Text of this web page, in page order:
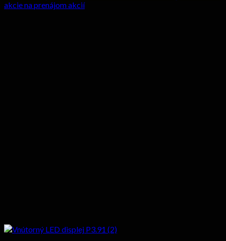
akcie na prenájom akcií